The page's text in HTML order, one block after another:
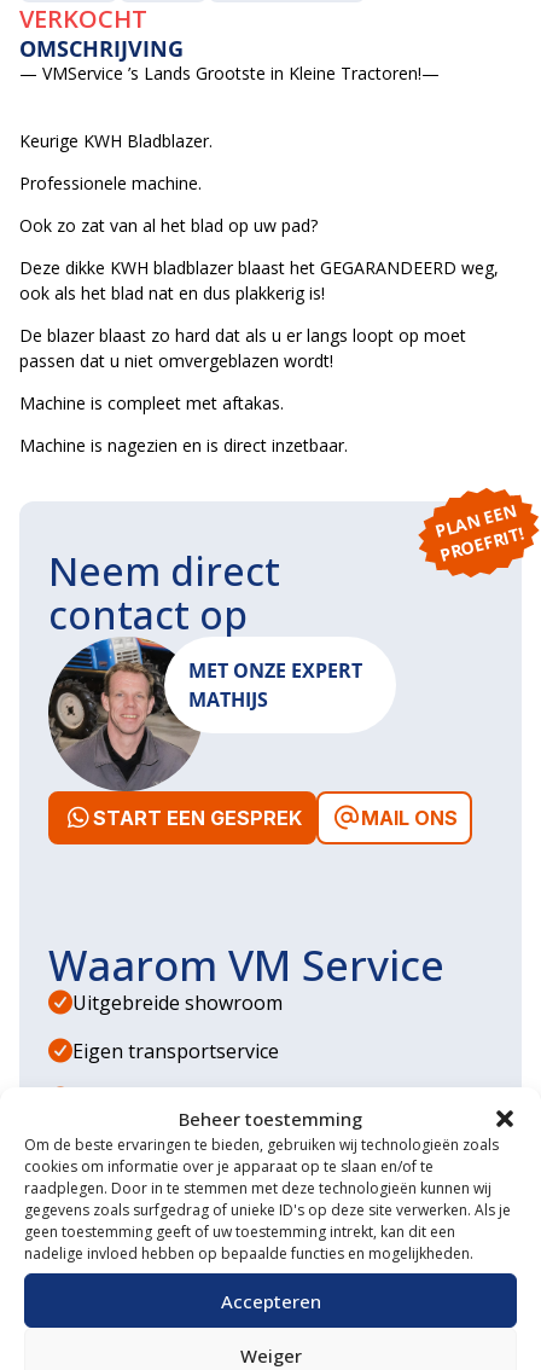
Beheer toestemming
Om de beste ervaringen te bieden, gebruiken wij technologieën zoals
cookies om informatie over je apparaat op te slaan en/of te
raadplegen. Door in te stemmen met deze technologieën kunnen wij
gegevens zoals surfgedrag of unieke ID's op deze site verwerken. Als je
geen toestemming geeft of uw toestemming intrekt, kan dit een
nadelige invloed hebben op bepaalde functies en mogelijkheden.
Accepteren
Weiger
VERKOCHT
OMSCHRIJVING
— VMService ’s Lands Grootste in Kleine Tractoren!—
Keurige KWH Bladblazer.
Professionele machine.
Ook zo zat van al het blad op uw pad?
Deze dikke KWH bladblazer blaast het GEGARANDEERD weg,
ook als het blad nat en dus plakkerig is!
De blazer blaast zo hard dat als u er langs loopt op moet
passen dat u niet omvergeblazen wordt!
Machine is compleet met aftakas.
Machine is nagezien en is direct inzetbaar.
P
L
A
N
E
E
N
P
R
O
E
F
RI
T!
Neem direct
contact op
MET ONZE EXPERT
MATHIJS
START EEN GESPREK MAIL ONS
Waarom VM Service
Uitgebreide showroom
Eigen transportservice
Diverse aanbouwwerktuigen
Grote voorraad minitrekkers
Grootste in kleine tractoren